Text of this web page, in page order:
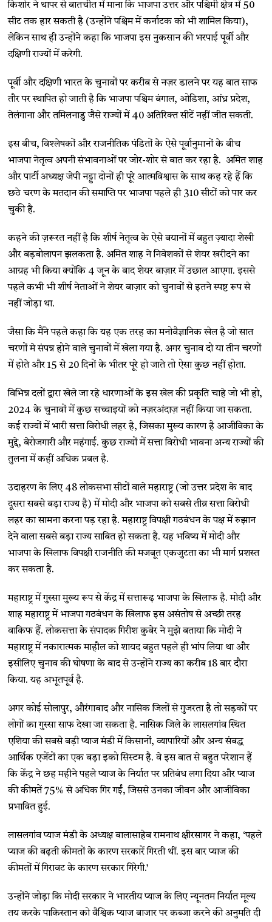
किशोर ने थापर से बातचीत में माना कि भाजपा उत्तर और पश्चिमी क्षेत्र में 50
सीट तक हार सकती है (उन्होंने पश्चिम में कर्नाटक को भी शामिल किया),
लेकिन साथ ही उन्होंने कहा कि भाजपा इस नुकसान की भरपाई पूर्वी और
दक्षिणी राज्यों में करेगी.
पूर्वी और दक्षिणी भारत के चुनावों पर करीब से नज़र डालने पर यह बात साफ
तौर पर स्थापित हो जाती है कि भाजपा पश्चिम बंगाल, ओडिशा, आंध्र प्रदेश,
तेलंगाना और तमिलनाडु जैसे राज्यों में 40 अतिरिक्त सीटें नहीं जीत सकती.
इस बीच, विश्लेषकों और राजनीतिक पंडितों के ऐसे पूर्वानुमानों के बीच
भाजपा नेतृत्व अपनी संभावनाओं पर जोर-शोर से बात कर रहा है. अमित शाह
और पार्टी अध्यक्ष जेपी नड्डा दोनों ही पूरे आत्मविश्वास के साथ कह रहे हैं कि
छठे चरण के मतदान की समाप्ति पर भाजपा पहले ही 310 सीटों को पार कर
चुकी है.
कहने की ज़रूरत नहीं है कि शीर्ष नेतृत्व के ऐसे बयानों में बहुत ज़्यादा शेखी
और बड़बोलापन झलकता है. अमित शाह ने निवेशकों से शेयर खरीदने का
आग्रह भी किया क्योंकि 4 जून के बाद शेयर बाज़ार में उछाल आएगा. इससे
पहले कभी भी शीर्ष नेताओं ने शेयर बाज़ार को चुनावों से इतने स्पष्ट रूप से
नहीं जोड़ा था.
जैसा कि मैंने पहले कहा कि यह एक तरह का मनोवैज्ञानिक खेल है जो सात
चरणों मे संपन्न होने वाले चुनावों में खेला गया है. अगर चुनाव दो या तीन चरणों
में होते और 15 से 20 दिनों के भीतर पूरे हो जाते तो ऐसा कुछ नहीं होता.
विभिन्न दलों द्वारा खेले जा रहे धारणाओं के इस खेल की प्रकृति चाहे जो भी हो,
2024 के चुनावों में कुछ सच्चाइयों को नज़रअंदाज़ नहीं किया जा सकता.
कई राज्यों में भारी सत्ता विरोधी लहर है, जिसका मुख्य कारण है आजीविका के
मुद्दे, बेरोजगारी और महंगाई. कुछ राज्यों में सत्ता विरोधी भावना अन्य राज्यों की
तुलना में कहीं अधिक प्रबल है.
उदाहरण के लिए 48 लोकसभा सीटों वाले महाराष्ट्र (जो उत्तर प्रदेश के बाद
दूसरा सबसे बड़ा राज्य है) में मोदी और भाजपा को सबसे तीव्र सत्ता विरोधी
लहर का सामना करना पड़ रहा है. महाराष्ट्र विपक्षी गठबंधन के पक्ष में रुझान
देने वाला सबसे बड़ा राज्य साबित हो सकता है. यह भविष्य में मोदी और
भाजपा के खिलाफ विपक्षी राजनीति की मजबूत एकजुटता का भी मार्ग प्रशस्त
कर सकता है.
महाराष्ट्र में गुस्सा मुख्य रूप से केंद्र में सत्तारूढ़ भाजपा के खिलाफ है. मोदी और
शाह महाराष्ट्र में भाजपा गठबंधन के खिलाफ इस असंतोष से अच्छी तरह
वाकिफ हैं. लोकसत्ता के संपादक गिरीश कुबेर ने मुझे बताया कि मोदी ने
महाराष्ट्र में नकारात्मक माहौल को शायद बहुत पहले ही भांप लिया था और
इसीलिए चुनाव की घोषणा के बाद से उन्होंने राज्य का करीब 18 बार दौरा
किया. यह अभूतपूर्व है.
अगर कोई सोलापुर, औरंगाबाद और नासिक जिलों से गुजरता है तो सड़कों पर
लोगों का गुस्सा साफ देखा जा सकता है. नासिक जिले के लासलगांव स्थित
एशिया की सबसे बड़ी प्याज मंडी में किसानों, व्यापारियों और अन्य संबद्ध
आर्थिक एजेंटों का एक बड़ा इको सिस्टम है. वे इस बात से बहुत परेशान हैं
कि केंद्र ने छह महीने पहले प्याज के निर्यात पर प्रतिबंध लगा दिया और प्याज
की कीमतें 75% से अधिक गिर गईं, जिससे उनका जीवन और आजीविका
प्रभावित हुई.
लासलगांव प्याज मंडी के अध्यक्ष बालासाहेब रामनाथ क्षीरसागर ने कहा, ‘पहले
प्याज की बढ़ती कीमतों के कारण सरकारें गिरती थीं. इस बार प्याज की
कीमतों में गिरावट के कारण सरकार गिरेगी.’
उन्होंने जोड़ा कि मोदी सरकार ने भारतीय प्याज के लिए न्यूनतम निर्यात मूल्य
तय करके पाकिस्तान को वैश्विक प्याज बाजार पर कब्जा करने की अनुमति दी